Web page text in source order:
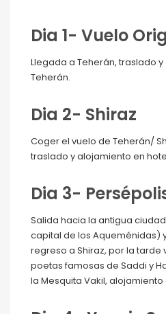
Dia 1- Vuelo
Llegada a Teherán, traslado
Teherán.
Dia 2- Shiraz
Coger el vuelo de Teherán/
traslado y alojamiento en
Dia 3-
Salida hacia la antigua
capital de los Aqueménidas)
regreso a Shiraz, por la tarde
poetas famosas de Saddi y
la Mesquita Vakil, alojamiento